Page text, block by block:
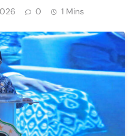
0 1 Mins